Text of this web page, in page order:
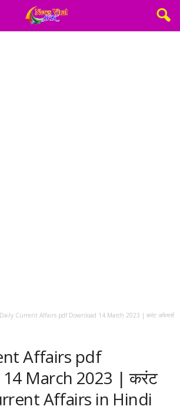
Daily Current Affairs pdf Download 14 March 2023 | करंट अफेयर्स
Affairs pdf
March 2023 | करंट
Affairs in Hindi